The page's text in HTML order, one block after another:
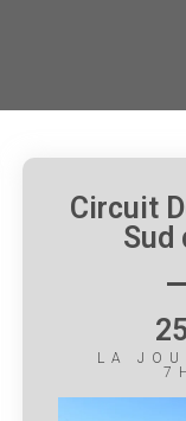
Circuit
Sud
LA